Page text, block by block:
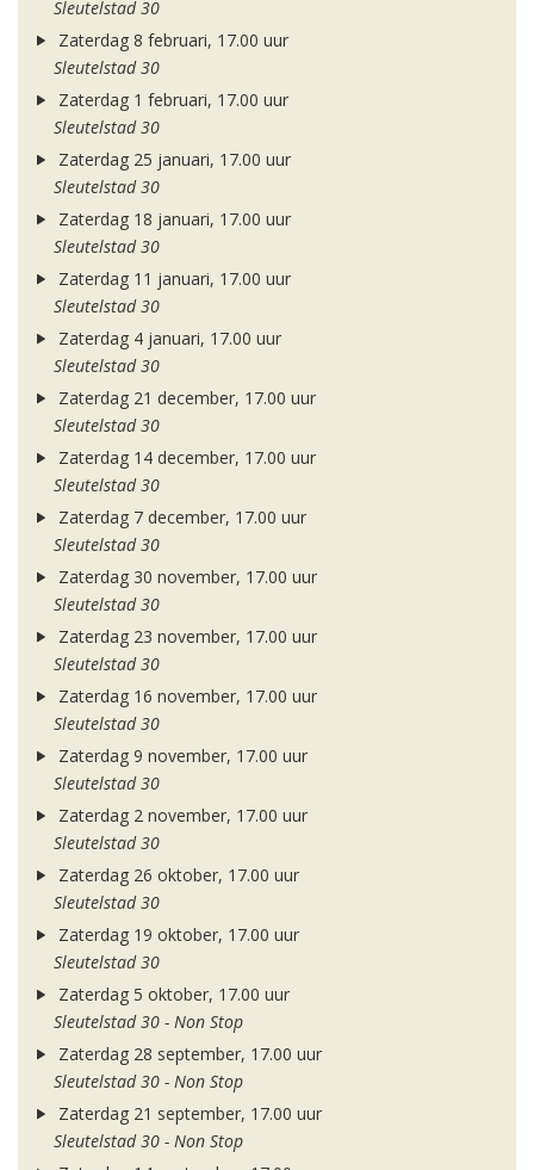
Sleutelstad 30
Zaterdag 8 februari, 17.00 uur
Sleutelstad 30
Zaterdag 1 februari, 17.00 uur
Sleutelstad 30
Zaterdag 25 januari, 17.00 uur
Sleutelstad 30
Zaterdag 18 januari, 17.00 uur
Sleutelstad 30
Zaterdag 11 januari, 17.00 uur
Sleutelstad 30
Zaterdag 4 januari, 17.00 uur
Sleutelstad 30
Zaterdag 21 december, 17.00 uur
Sleutelstad 30
Zaterdag 14 december, 17.00 uur
Sleutelstad 30
Zaterdag 7 december, 17.00 uur
Sleutelstad 30
Zaterdag 30 november, 17.00 uur
Sleutelstad 30
Zaterdag 23 november, 17.00 uur
Sleutelstad 30
Zaterdag 16 november, 17.00 uur
Sleutelstad 30
Zaterdag 9 november, 17.00 uur
Sleutelstad 30
Zaterdag 2 november, 17.00 uur
Sleutelstad 30
Zaterdag 26 oktober, 17.00 uur
Sleutelstad 30
Zaterdag 19 oktober, 17.00 uur
Sleutelstad 30
Zaterdag 5 oktober, 17.00 uur
Sleutelstad 30 - Non Stop
Zaterdag 28 september, 17.00 uur
Sleutelstad 30 - Non Stop
Zaterdag 21 september, 17.00 uur
Sleutelstad 30 - Non Stop